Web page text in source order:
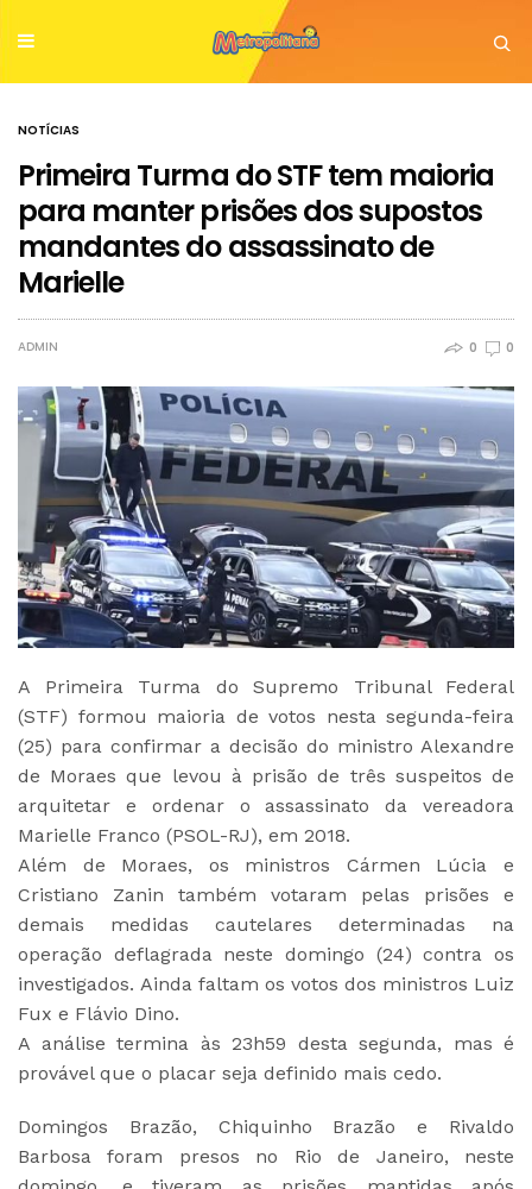
NOTÍCIAS
Primeira Turma do STF tem maioria
para manter prisões dos supostos
mandantes do assassinato de
Marielle
ADMIN 0 0
A Primeira Turma do Supremo Tribunal Federal
(STF) formou maioria de votos nesta segunda-feira
(25) para confirmar a decisão do ministro Alexandre
de Moraes que levou à prisão de três suspeitos de
arquitetar e ordenar o assassinato da vereadora
Marielle Franco (PSOL-RJ), em 2018.
Além de Moraes, os ministros Cármen Lúcia e
Cristiano Zanin também votaram pelas prisões e
demais medidas cautelares determinadas na
operação deflagrada neste domingo (24) contra os
investigados. Ainda faltam os votos dos ministros Luiz
Fux e Flávio Dino.
A análise termina às 23h59 desta segunda, mas é
provável que o placar seja definido mais cedo.
Domingos Brazão, Chiquinho Brazão e Rivaldo
Barbosa foram presos no Rio de Janeiro, neste